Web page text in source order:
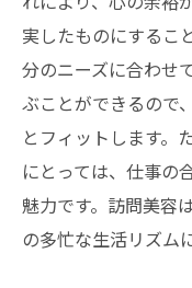
実したものにするこ
分のニーズに合わせ
ぶことができるので
とフィットします。
にとっては、仕事の
魅力です。訪問美容
の多忙な生活リズム